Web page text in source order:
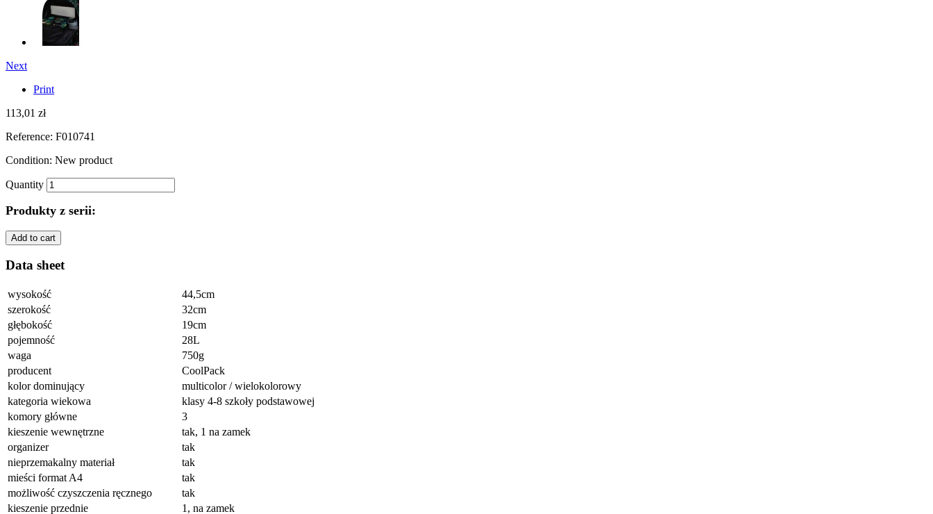
Next
Print
113,01 zł
Reference: F010741
Condition: New product
Quantity
Produkty z serii:
Add to cart
Data sheet
wysokość
44,5cm
szerokość
32cm
głębokość
19cm
pojemność
28L
waga
750g
producent
CoolPack
kolor dominujący
multicolor / wielokolorowy
kategoria wiekowa
klasy 4-8 szkoły podstawowej
komory główne
3
kieszenie wewnętrzne
tak, 1 na zamek
organizer
tak
nieprzemakalny materiał
tak
mieści format A4
tak
możliwość czyszczenia ręcznego
tak
kieszenie przednie
1, na zamek